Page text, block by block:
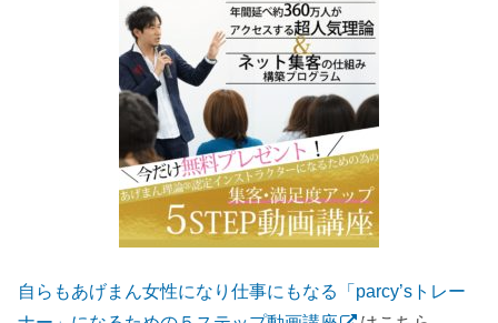
自らもあげまん女性になり仕事にもなる「parcy’sトレー